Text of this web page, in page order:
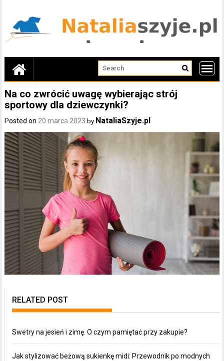
content
Na co zwrócić uwagę wybierając strój
sportowy dla dziewczynki?
Posted on 20 marca 2023 by NataliaSzyje.pl
RELATED POST
Swetry na jesień i zimę. O czym pamiętać przy zakupie?
Jak stylizować beżową sukienkę midi: Przewodnik po modnych